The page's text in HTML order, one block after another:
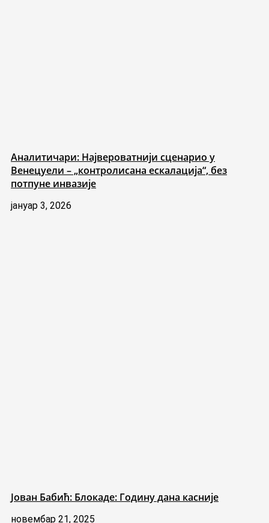
Аналитичари: Највероватнији сценарио у
Венецуели – „контролисана ескалација“, без
потпуне инвазије
јануар 3, 2026
Јован Бабић: Блокаде: Годину дана касније
новембар 21, 2025